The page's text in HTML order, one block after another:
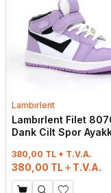
Lambırlent
Lambırlent Filet
Dank Cilt Spor
380,00 TL + T.V.A.
380,00 TL T.V.A.